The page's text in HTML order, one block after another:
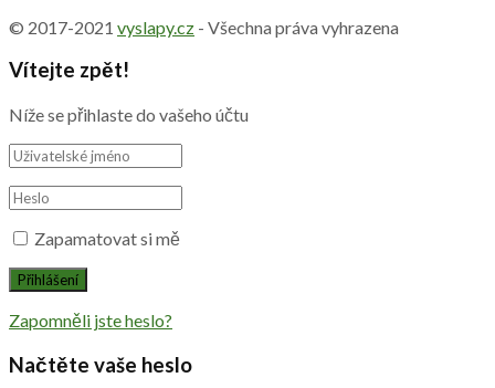
© 2017-2021 vyslapy.cz - Všechna práva vyhrazena
Vítejte zpět!
Níže se přihlaste do vašeho účtu
Zapamatovat si mě
Zapomněli jste heslo?
Načtěte vaše heslo